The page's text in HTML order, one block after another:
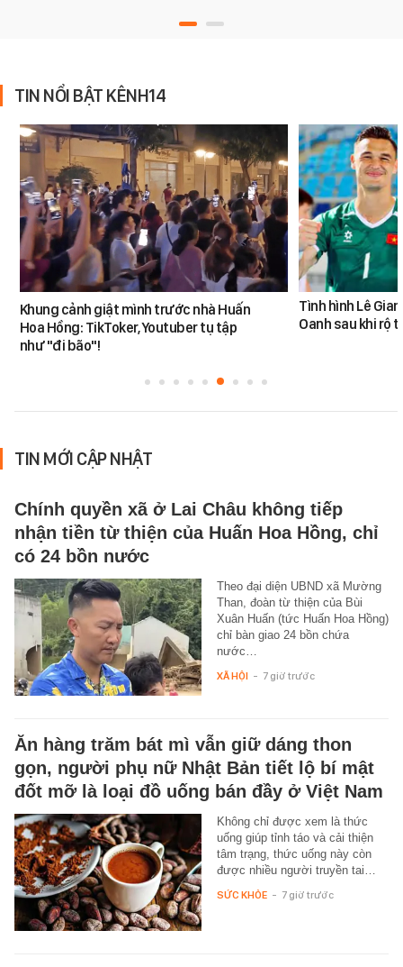
TIN NỔI BẬT KÊNH14
Khung cảnh giật mình trước nhà Huấn
Hoa Hồng: TikToker, Youtuber tụ tập
như "đi bão"!
Tình hình Lê
Oanh sau khi rộ
TIN MỚI CẬP NHẬT
Chính quyền xã ở Lai Châu không tiếp
nhận tiền từ thiện của Huấn Hoa Hồng, chỉ
có 24 bồn nước
Theo đại diện UBND xã Mường
Than, đoàn từ thiện của Bùi
Xuân Huấn (tức Huấn Hoa Hồng)
chỉ bàn giao 24 bồn chứa
nước…
XÃ HỘI - 7 giờ trước
Ăn hàng trăm bát mì vẫn giữ dáng thon
gọn, người phụ nữ Nhật Bản tiết lộ bí mật
đốt mỡ là loại đồ uống bán đầy ở Việt Nam
Không chỉ được xem là thức
uống giúp tỉnh táo và cải thiện
tâm trạng, thức uống này còn
được nhiều người truyền tai…
SỨC KHỎE - 7 giờ trước